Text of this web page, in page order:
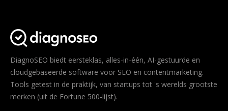
DiagnoSEO biedt eersteklas, alles-in-één, AI-gestuurde en
cloudgebaseerde software voor SEO en contentmarketing.
Tools getest in de praktijk, van startups tot 's werelds grootste
merken (uit de Fortune 500-lijst).